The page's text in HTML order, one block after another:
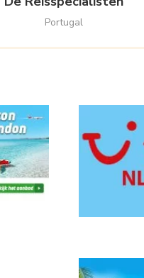
Portugal